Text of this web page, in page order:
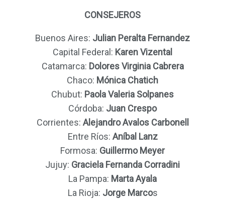
CONSEJEROS
Buenos Aires: Julian Peralta Fernandez
Capital Federal: Karen Vizental
Catamarca: Dolores Virginia Cabrera
Chaco: Mónica Chatich
Chubut: Paola Valeria Solpanes
Córdoba: Juan Crespo
Corrientes: Alejandro Avalos Carbonell
Entre Ríos: Aníbal Lanz
Formosa: Guillermo Meyer
Jujuy: Graciela Fernanda Corradini
La Pampa: Marta Ayala
La Rioja: Jorge Marcos